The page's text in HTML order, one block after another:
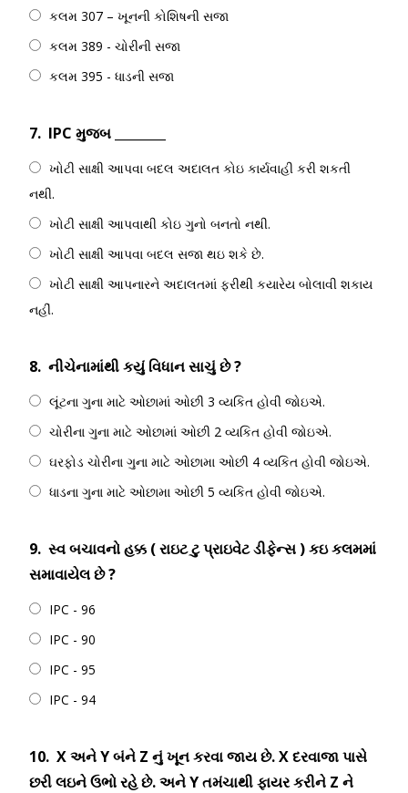
કલમ 307 – ખૂનની કોશિષની સજા
કલમ 389 - ચોરીની સજા
કલમ 395 - ધાડની સજા
7. IPC મુજબ ________
ખોટી સાક્ષી આપવા બદલ અદાલત કોઇ કાર્યવાહી કરી શકતી
નથી.
ખોટી સાક્ષી આપવાથી કોઇ ગુનો બનતો નથી.
ખોટી સાક્ષી આપવા બદલ સજા થઇ શકે છે.
ખોટી સાક્ષી આપનારને અદાલતમાં ફરીથી કયારેય બોલાવી શકાય
નહીં.
8. નીચેનામાંથી કયું વિધાન સાચું છે ?
લૂંટના ગુના માટે ઓછામાં ઓછી 3 વ્યકિત હોવી જોઇએ.
ચોરીના ગુના માટે ઓછામાં ઓછી 2 વ્યકિત હોવી જોઇએ.
ઘરફોડ ચોરીના ગુના માટે ઓછામા ઓછી 4 વ્યકિત હોવી જોઇએ.
ધાડના ગુના માટે ઓછામા ઓછી 5 વ્યકિત હોવી જોઇએ.
9. સ્વ બચાવનો હક્ક ( રાઇટ ટુ પ્રાઇવેટ ડીફેન્સ ) કઇ કલમમાં
સમાવાયેલ છે ?
IPC - 96
IPC - 90
IPC - 95
IPC - 94
10. X અને Y બંને Z નું ખૂન કરવા જાય છે. X દરવાજા પાસે
છરી લઇને ઉભો રહે છે. અને Y તમંચાથી ફાયર કરીને Z ને